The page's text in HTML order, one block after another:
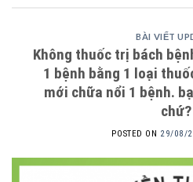
BÀI VIẾT
Không thuốc trị bách
1 bệnh bằng 1 loại
mới chữa nổi 1 bệnh.
chứ?
POSTED ON 29/08/